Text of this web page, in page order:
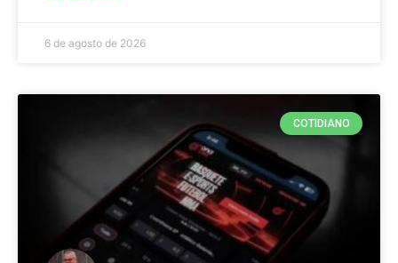
6 de agosto de 2026
COTIDIANO